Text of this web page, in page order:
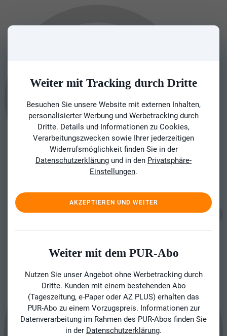
Weiter mit Tracking durch Dritte
Besuchen Sie unsere Website mit externen Inhalten,
personalisierter Werbung und Werbetracking durch
Dritte. Details und Informationen zu Cookies,
Verarbeitungszwecken sowie Ihrer jederzeitigen
Widerrufsmöglichkeit finden Sie in der
Datenschutzerklärung und in den Privatsphäre-
Einstellungen.
AKZEPTIEREN UND WEITER
Weiter mit dem PUR-Abo
Nutzen Sie unser Angebot ohne Werbetracking durch
Dritte. Kunden mit einem bestehenden Abo
(Tageszeitung, e-Paper oder AZ PLUS) erhalten das
PUR-Abo zu einem Vorzugspreis. Informationen zur
Datenverarbeitung im Rahmen des PUR-Abos finden Sie
in der Datenschutzerklärung.